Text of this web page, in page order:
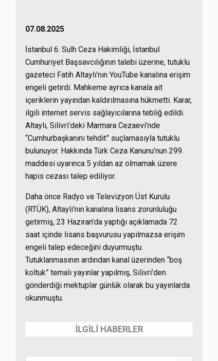
07.08.2025
İstanbul 6. Sulh Ceza Hakimliği, İstanbul
Cumhuriyet Başsavcılığının talebi üzerine, tutuklu
gazeteci Fatih Altaylı’nın YouTube kanalına erişim
engeli getirdi. Mahkeme ayrıca kanala ait
içeriklerin yayından kaldırılmasına hükmetti. Karar,
ilgili internet servis sağlayıcılarına tebliğ edildi.
Altaylı, Silivri’deki Marmara Cezaevi’nde
“Cumhurbaşkanını tehdit” suçlamasıyla tutuklu
bulunuyor. Hakkında Türk Ceza Kanunu’nun 299.
maddesi uyarınca 5 yıldan az olmamak üzere
hapis cezası talep ediliyor.
Daha önce Radyo ve Televizyon Üst Kurulu
(RTÜK), Altaylı’nın kanalına lisans zorunluluğu
getirmiş, 23 Haziran’da yaptığı açıklamada 72
saat içinde lisans başvurusu yapılmazsa erişim
engeli talep edeceğini duyurmuştu.
Tutuklanmasının ardından kanal üzerinden “boş
koltuk” temalı yayınlar yapılmış, Silivri’den
gönderdiği mektuplar günlük olarak bu yayınlarda
okunmuştu.
İLGİLİ HABERLER